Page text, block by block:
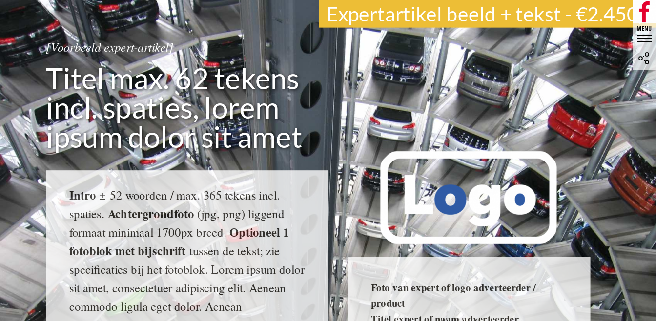
Expertartikel beeld + tekst - €2.450,-
[Voorbeeld expert-artikel]
Titel max. 62 tekens
incl. spaties, lorem
ipsum dolor sit amet
Intro ± 52 woorden / max. 365 tekens incl.
spaties. Achtergrondfoto (jpg, png) liggend
formaat minimaal 1700px breed.Optioneel 1
fotoblok met bijschrift tussen de tekst; zie
specificaties bij het fotoblok. Lorem ipsum dolor
sit amet, consectetuer adipiscing elit. Aenean
commodo ligula eget dolor. Aenean
Foto van expert of logo adverteerder /
product